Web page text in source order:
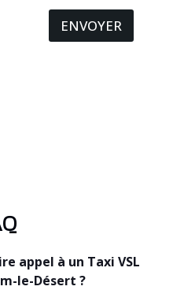
ENVOYER
appel à un Taxi VSL
le-Désert ?